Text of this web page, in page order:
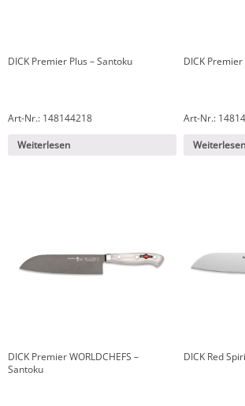
DICK Premier Plus – Santoku
Art-Nr.: 148144218
Weiterlesen
DICK
Art-Nr.:
Weiterlesen
DICK Premier WORLDCHEFS –
Santoku
DICK Red